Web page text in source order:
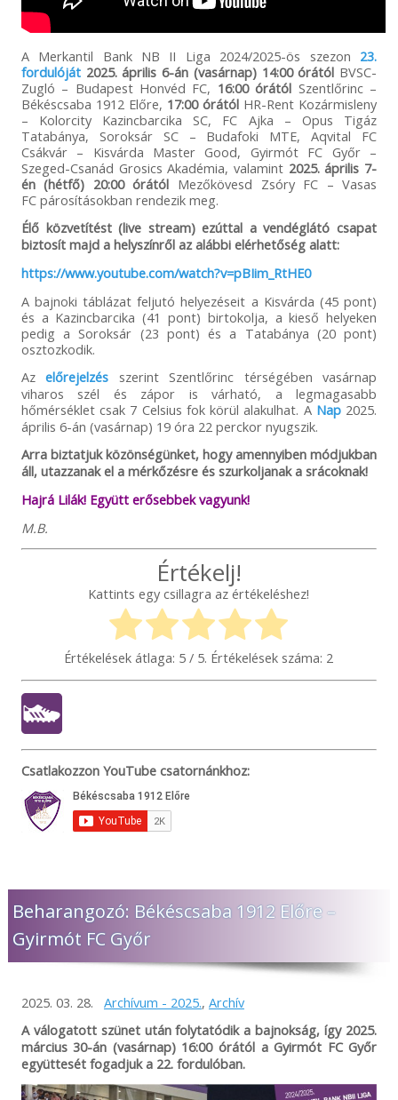
A Merkantil Bank NB II Liga 2024/2025-ös szezon 23.
fordulóját2025. április 6-án (vasárnap) 14:00 órától BVSC-
Zugló – Budapest Honvéd FC, 16:00 órától Szentlőrinc –
Békéscsaba 1912 Előre, 17:00 órától HR-Rent Kozármisleny
– Kolorcity Kazincbarcika SC, FC Ajka – Opus Tigáz
Tatabánya, Soroksár SC – Budafoki MTE, Aqvital FC
Csákvár – Kisvárda Master Good, Gyirmót FC Győr –
Szeged-Csanád Grosics Akadémia, valamint 2025. április 7-
én (hétfő) 20:00 órától Mezőkövesd Zsóry FC – Vasas
FC párosításokban rendezik meg.
Élő közvetítést (live stream) ezúttal a vendéglátó csapat
biztosít majd a helyszínről az alábbi elérhetőség alatt:
https://www.youtube.com/watch?v=pBIim_RtHE0
A bajnoki táblázat feljutó helyezéseit a Kisvárda (45 pont)
és a Kazincbarcika (41 pont) birtokolja, a kieső helyeken
pedig a Soroksár (23 pont) és a Tatabánya (20 pont)
osztozkodik.
Azelőrejelzés szerint Szentlőrinc térségében vasárnap
viharos szél és zápor is várható, a legmagasabb
hőmérséklet csak 7 Celsius fok körül alakulhat. A Nap2025.
április 6-án (vasárnap) 19 óra 22 perckor nyugszik.
Arra biztatjuk közönségünket, hogy amennyiben módjukban
áll, utazzanak el a mérkőzésre és szurkoljanak a srácoknak!
Hajrá Lilák! Együtt erősebbek vagyunk!
M.B.
Értékelj!
Kattints egy csillagra az értékeléshez!
Értékelések átlaga: 5 / 5. Értékelések száma: 2
Csatlakozzon YouTube csatornánkhoz:
Beharangozó: Békéscsaba 1912 Előre –
Gyirmót FC Győr
2025. 03. 28. Archívum - 2025., Archív
A válogatott szünet után folytatódik a bajnokság, így 2025.
március 30-án (vasárnap) 16:00 órától a Gyirmót FC Győr
együttesét fogadjuk a 22. fordulóban.